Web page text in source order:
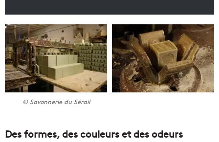
© Savonnerie du Sérail
Des formes, des couleurs et des odeurs